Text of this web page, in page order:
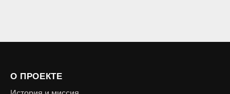
О ПРОЕКТЕ